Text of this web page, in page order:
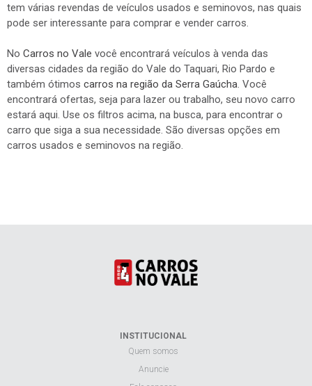
tem várias revendas de veículos usados e seminovos, nas quais
pode ser interessante para comprar e vender carros.
No Carros no Vale você encontrará veículos à venda das
diversas cidades da região do Vale do Taquari, Rio Pardo e
também ótimos carros na região da Serra Gaúcha. Você
encontrará ofertas, seja para lazer ou trabalho, seu novo carro
estará aqui. Use os filtros acima, na busca, para encontrar o
carro que siga a sua necessidade. São diversas opções em
carros usados e seminovos na região.
INSTITUCIONAL
Quem somos
Anuncie